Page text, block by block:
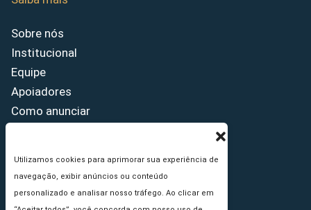
Utilizamos cookies para aprimorar sua experiência de
navegação, exibir anúncios ou conteúdo
personalizado e analisar nosso tráfego. Ao clicar em
Sobre nós
Institucional
Equipe
Apoiadores
Como anunciar
Princípios Editoriais